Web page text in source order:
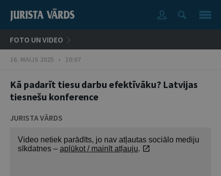
FOTO UN VIDEO
16. MAIJS 2025 • 10:07
Kā padarīt tiesu darbu efektīvāku? Latvijas
tiesnešu konference
JURISTA VĀRDS